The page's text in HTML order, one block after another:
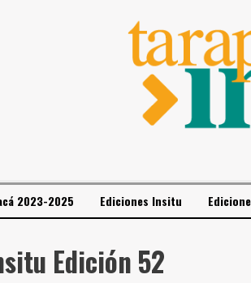
2023-2025 Ediciones Insitu
Edición 52